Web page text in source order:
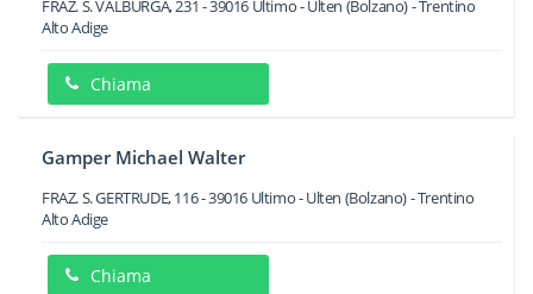
FRAZ. S. VALBURGA, 231 -39016 Ultimo - Ulten (Bolzano) -Trentino
Alto Adige
Chiama
Gamper Michael Walter
FRAZ. S. GERTRUDE, 116-39016 Ultimo - Ulten (Bolzano) -Trentino
Alto Adige
Chiama